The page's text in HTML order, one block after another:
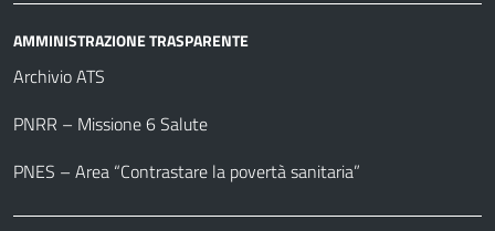
AMMINISTRAZIONE TRASPARENTE
Archivio ATS
PNRR – Missione 6 Salute
PNES – Area “Contrastare la povertà sanitaria”